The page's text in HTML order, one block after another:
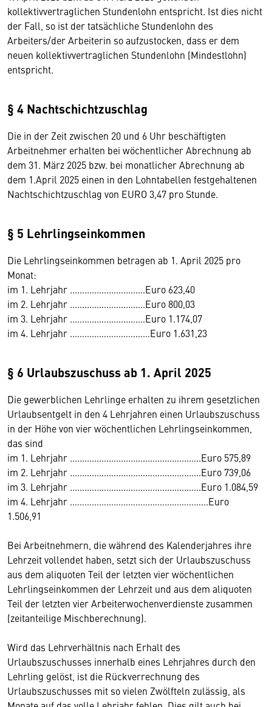
kollektivvertraglichen Stundenlohn entspricht. Ist dies nicht
der Fall, so ist der tatsächliche Stundenlohn des
Arbeiters/der Arbeiterin so aufzustocken, dass er dem
neuen kollektivvertraglichen Stundenlohn (Mindestlohn)
entspricht.
§ 4 Nachtschichtzuschlag
Die in der Zeit zwischen 20 und 6 Uhr beschäftigten
Arbeitnehmer erhalten bei wöchentlicher Abrechnung ab
dem 31. März 2025 bzw. bei monatlicher Abrechnung ab
dem 1.April 2025 einen in den Lohntabellen festgehaltenen
Nachtschichtzuschlag von EURO 3,47 pro Stunde.
§ 5 Lehrlingseinkommen
Die Lehrlingseinkommen betragen ab 1. April 2025 pro
Monat:
im 1. Lehrjahr ...............................Euro 623,40
im 2. Lehrjahr ...............................Euro 800,03
im 3. Lehrjahr ...............................Euro 1.174,07
im 4. Lehrjahr ……………………………Euro 1.631,23
§ 6 Urlaubszuschuss ab 1. April 2025
Die gewerblichen Lehrlinge erhalten zu ihrem gesetzlichen
Urlaubsentgelt in den 4 Lehrjahren einen Urlaubszuschuss
in der Höhe von vier wöchentlichen Lehrlingseinkommen,
das sind
im 1. Lehrjahr ......................................................Euro 575,89
im 2. Lehrjahr ......................................................Euro 739,06
im 3. Lehrjahr ......................................................Euro 1.084,59
im 4. Lehrjahr ………………………………………………...Euro
1.506,91
Bei Arbeitnehmern, die während des Kalenderjahres ihre
Lehrzeit vollendet haben, setzt sich der Urlaubszuschuss
aus dem aliquoten Teil der letzten vier wöchentlichen
Lehrlingseinkommen der Lehrzeit und aus dem aliquoten
Teil der letzten vier Arbeiterwochenverdienste zusammen
(zeitanteilige Mischberechnung).
Wird das Lehrverhältnis nach Erhalt des
Urlaubszuschusses innerhalb eines Lehrjahres durch den
Lehrling gelöst, ist die Rückverrechnung des
Urlaubszuschusses mit so vielen Zwölfteln zulässig, als